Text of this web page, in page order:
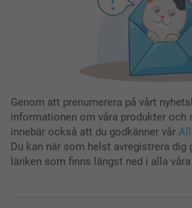
Genom att prenumerera på vårt
informationen om våra produkter och
innebär också att du godkänner vår
Du kan när som helst avregistrera dig
länken som finns längst ned i alla